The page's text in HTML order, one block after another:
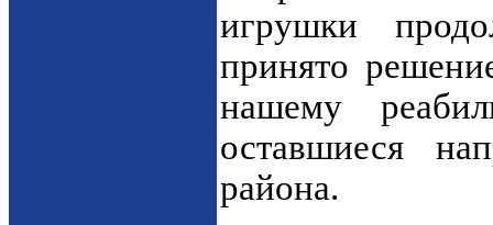
игрушки
принято
нашему
оставшиеся
района.